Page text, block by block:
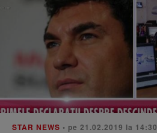
STAR NEWS • pe 21.02.2019 la 14:30